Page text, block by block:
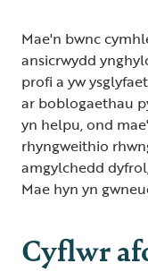
Mae'n bwnc
ansicrwydd
profi a yw
ar boblogaethau
yn helpu, ond
rhyngweithio
amgylchedd
Mae hyn yn
Cyflwr